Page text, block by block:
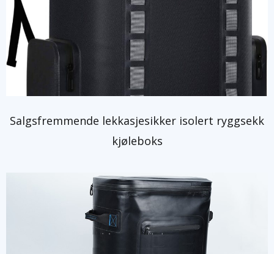
Salgsfremmende lekkasjesikker isolert ryggsekk
kjøleboks